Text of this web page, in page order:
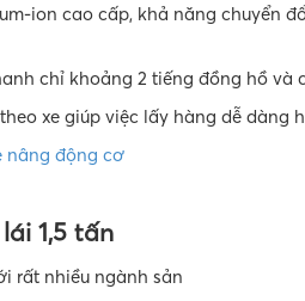
ion cao cấp, khả năng chuyển
chỉ khoảng 2 tiếng đồng hồ và
xe giúp việc lấy hàng dễ dàng
nâng động cơ
1,5 tấn
rất nhiều ngành sản